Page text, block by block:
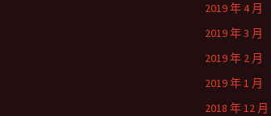
2019 年 4 月
2019 年 3 月
2019 年 2 月
2019 年 1 月
2018 年 12 月